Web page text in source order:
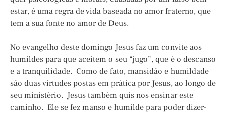
estar, é uma regra de vida baseada no amor fraterno, que
tem a sua fonte no amor de Deus.
No evangelho deste domingo Jesus faz um convite aos
humildes para que aceitem o seu “jugo”, que é o descanso
e a tranquilidade. Como de fato, mansidão e humildade
são duas virtudes postas em prática por Jesus, ao longo de
seu ministério. Jesus também quis nos ensinar este
caminho. Ele se fez manso e humilde para poder dizer-